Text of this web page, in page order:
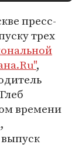
пресс-
трех
,
Глеб
времени